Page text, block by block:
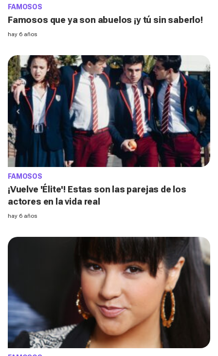
FAMOSOS
Famosos que ya son abuelos ¡y tú sin saberlo!
hay 6 años
FAMOSOS
¡Vuelve 'Élite'! Estas son las parejas de los
actores en la vida real
hay 6 años